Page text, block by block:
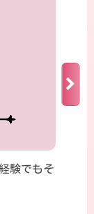
験でもそ